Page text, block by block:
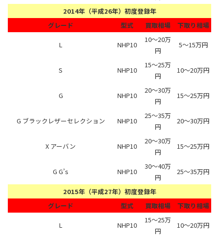
2014年（平成26年）初度登録年
グレード
型式 買取相場 下取り相場
L NHP10
10～20万
円
5～15万円
S NHP10
15～25万
円
10～20万円
G NHP10
20～30万
円
15～25万円
G ブラックレザーセレクション NHP10
25～35万
円
20～30万円
X アーバン NHP10
20～30万
円
15～25万円
G G’s NHP10
30～40万
円
25～35万円
2015年（平成27年）初度登録年
グレード
型式 買取相場 下取り相場
L NHP10
15～25万
円
10～20万円